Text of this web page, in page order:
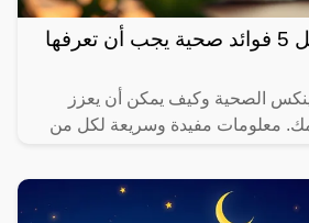
درامينكس: أفضل 5 فوائد صحية يجب أن تعرفها
الصحية وكيف يمكن أن يعزز
معلومات مفيدة وسريعة لكل من